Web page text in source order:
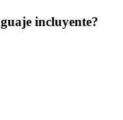
incluyente?